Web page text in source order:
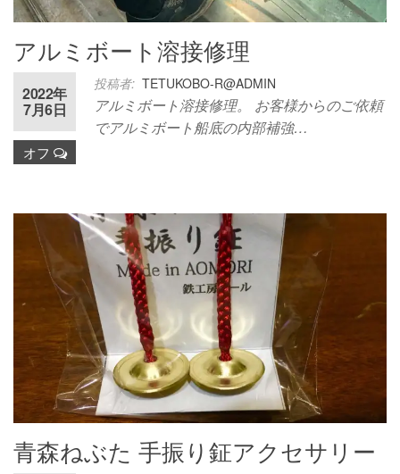
アルミボート溶接修理
投稿者: TETUKOBO-R@ADMIN
2022年
7月6日
オフ
アルミボート溶接修理。 お客様からのご依頼
でアルミボート船底の内部補強…
青森ねぶた 手振り鉦アクセサリー